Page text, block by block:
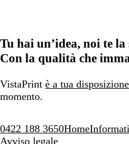
Tu hai un’idea, noi te
Con la qualità che
VistaPrint è a tua disposizione
momento.
0422 188 3650Home
Avviso legale